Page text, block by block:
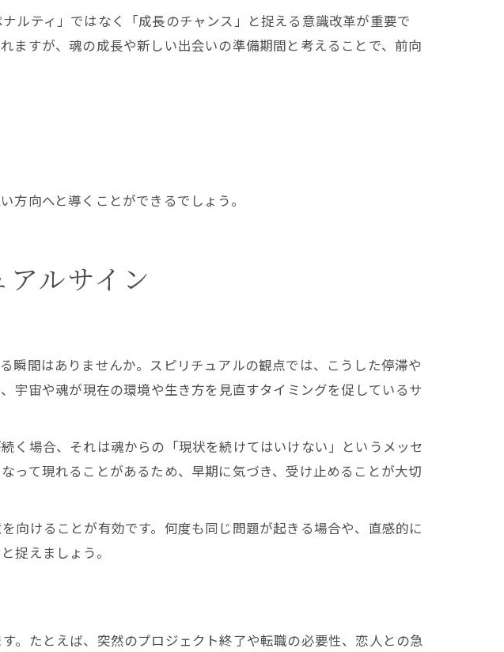
ルティ」ではなく「成長のチャンス」と捉える意識改革が重要で
ますが、魂の成長や新しい出会いの準備期間と考えることで、前向
方向へと導くことができるでしょう。
ルサイン
瞬間はありませんか。スピリチュアルの観点では、こうした停滞や
宇宙や魂が現在の環境や生き方を見直すタイミングを促しているサ
く場合、それは魂からの「現状を続けてはいけない」というメッセ
って現れることがあるため、早期に気づき、受け止めることが大切
向けることが有効です。何度も同じ問題が起きる場合や、直感的に
捉えましょう。
。たとえば、突然のプロジェクト終了や転職の必要性、恋人との急